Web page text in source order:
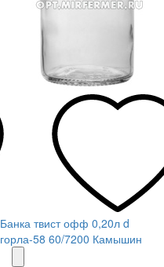
Банка твист офф 0,20л d
горла-58 60/7200 Камышин